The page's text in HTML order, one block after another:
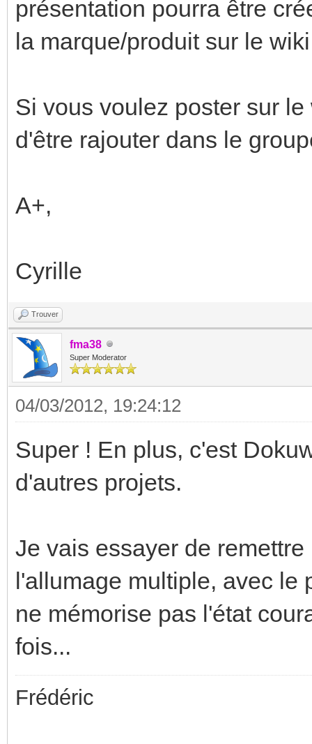
présentation pourra être
la marque/produit sur le
Si vous voulez poster sur
d'être rajouter dans le
A+,
Cyrille
Trouver
fma38
Super Moderator
04/03/2012, 19:24:12
Super ! En plus, c'est
d'autres projets.
Je vais essayer de
l'allumage multiple, avec le
ne mémorise pas l'état
fois...
Frédéric